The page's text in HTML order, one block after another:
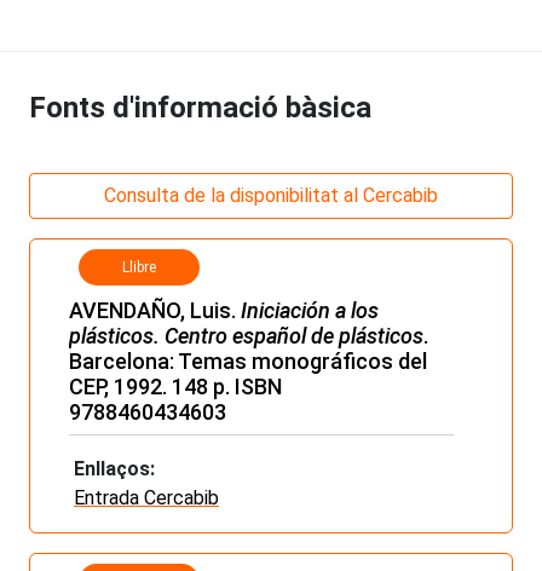
Fonts d'informació bàsica
Consulta de la disponibilitat al Cercabib
Llibre
AVENDAÑO, Luis. Iniciación a los
plásticos. Centro español de plásticos.
Barcelona: Temas monográficos del
CEP, 1992. 148 p. ISBN
9788460434603
Enllaços:
Entrada Cercabib